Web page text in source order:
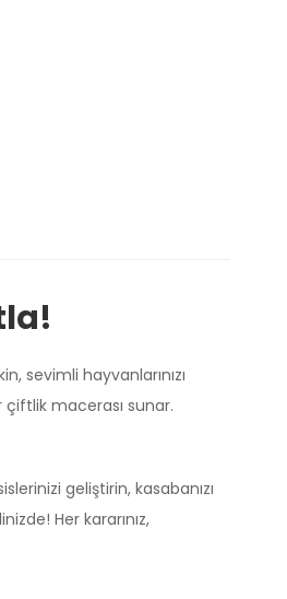
sevimli hayvanlarınızı
çiftlik macerası sunar.
geliştirin, kasabanızı
Her kararınız,